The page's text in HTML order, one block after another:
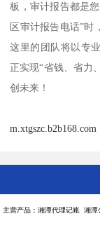
板，审计报告都是
区审计报告电话”时
这里的团队将以专
正实现“省钱、省力
创未来！
m.xtgszc.b2b168.com
主营产品：湘潭代理记账 湘